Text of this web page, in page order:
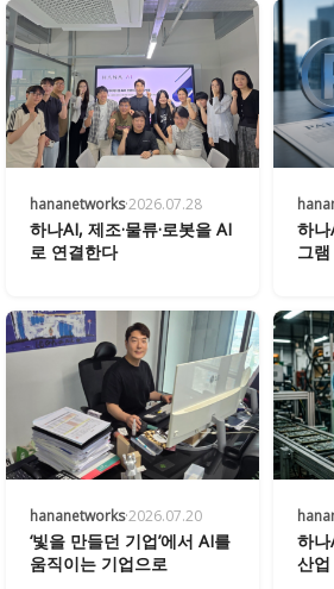
hananetworks·2026.07.28
하나AI, 제조·물류·로봇을 AI
로 연결한다
하나AI,
그
hananetworks·2026.07.20
‘빛을 만들던 기업’에서 AI를
움직이는 기업으로
하
산